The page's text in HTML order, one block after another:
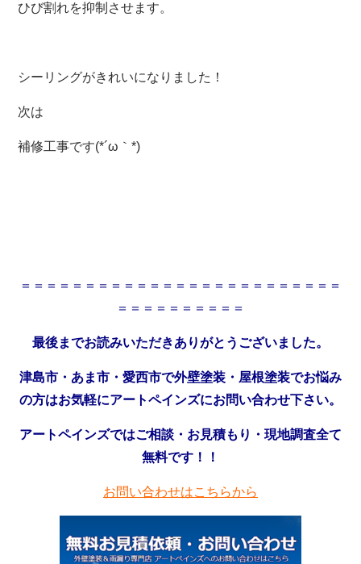
ひび割れを抑制させます。
シーリングがきれいになりました！
次は
補修工事です(*´ω｀*)
＝＝＝＝＝＝＝＝＝＝＝＝＝＝＝＝＝＝＝＝＝＝＝＝＝
＝＝＝＝＝＝＝＝＝＝
最後までお読みいただきありがとうございました。
津島市・あま市・愛西市で外壁塗装・屋根塗装でお悩み
の方はお気軽にアートペインズにお問い合わせ下さい。
アートペインズではご相談・お見積もり・現地調査全て
無料です！！
お問い合わせはこちらから